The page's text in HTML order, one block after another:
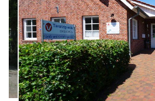
Kontakt &